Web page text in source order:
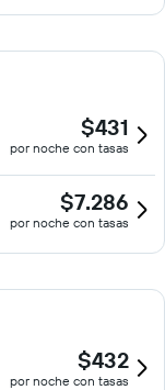
$431
por noche con tasas
$7.286
por noche con tasas
$432
por noche con tasas